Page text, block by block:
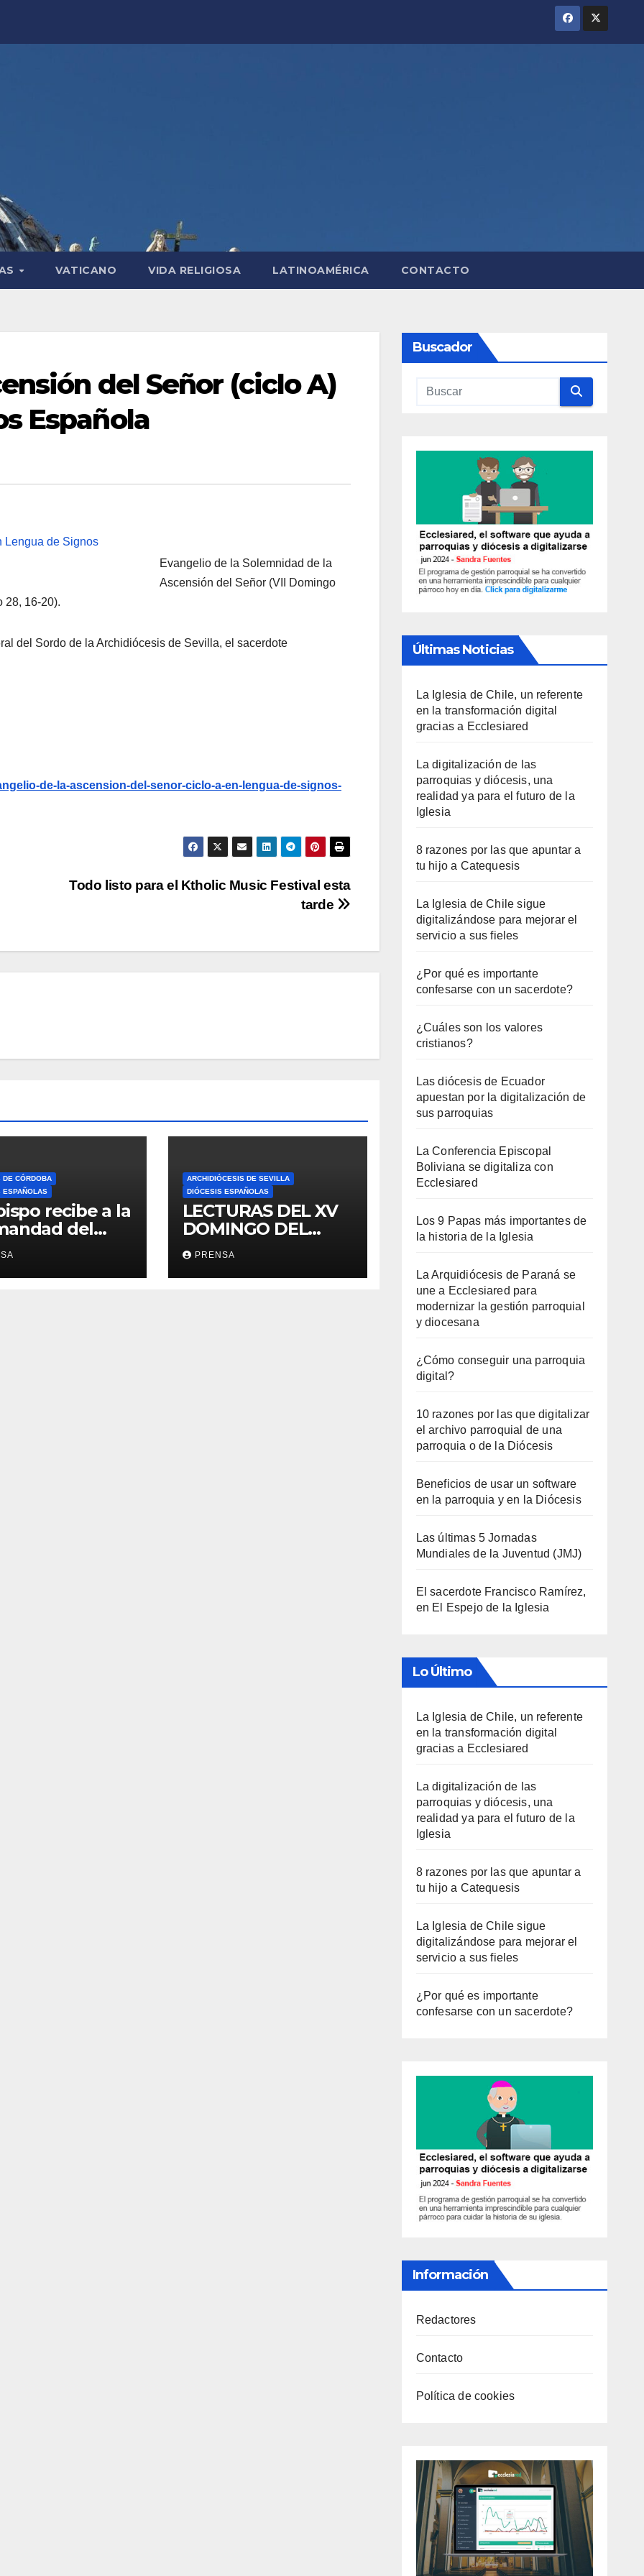
VATICANO VIDA RELIGIOSA LATINOAMÉRICA CONTACTO
del Señor (ciclo A)
Española
Evangelio de la Solemnidad de la
Ascensión del Señor (VII Domingo
28, 16-20).
del Sordo de la Archidiócesis de Sevilla, el sacerdote
de-la-ascension-del-senor-ciclo-a-en-lengua-de-signos-
Todo listo para el Ktholic Music Festival esta
tarde
DE CÓRDOBA
ESPAÑOLAS
recibe a la
del
ARCHIDIÓCESIS DE SEVILLA
DIÓCESIS ESPAÑOLAS
LECTURAS DEL XV
DOMINGO DEL
TIEMPO
ORDINARIO (A)
PRENSA
Buscador
Últimas Noticias
La Iglesia de Chile, un referente
en la transformación digital
gracias a Ecclesiared
La digitalización de las
parroquias y diócesis, una
realidad ya para el futuro de la
Iglesia
8 razones por las que apuntar a
tu hijo a Catequesis
La Iglesia de Chile sigue
digitalizándose para mejorar el
servicio a sus fieles
¿Por qué es importante
confesarse con un sacerdote?
¿Cuáles son los valores
cristianos?
Las diócesis de Ecuador
apuestan por la digitalización de
sus parroquias
La Conferencia Episcopal
Boliviana se digitaliza con
Ecclesiared
Los 9 Papas más importantes de
la historia de la Iglesia
La Arquidiócesis de Paraná se
une a Ecclesiared para
modernizar la gestión parroquial
y diocesana
¿Cómo conseguir una parroquia
digital?
10 razones por las que digitalizar
el archivo parroquial de una
parroquia o de la Diócesis
Beneficios de usar un software
en la parroquia y en la Diócesis
Las últimas 5 Jornadas
Mundiales de la Juventud (JMJ)
El sacerdote Francisco Ramírez,
en El Espejo de la Iglesia
Lo Último
La Iglesia de Chile, un referente
en la transformación digital
gracias a Ecclesiared
La digitalización de las
parroquias y diócesis, una
realidad ya para el futuro de la
Iglesia
8 razones por las que apuntar a
tu hijo a Catequesis
La Iglesia de Chile sigue
digitalizándose para mejorar el
servicio a sus fieles
¿Por qué es importante
confesarse con un sacerdote?
Información
Redactores
Contacto
Política de cookies